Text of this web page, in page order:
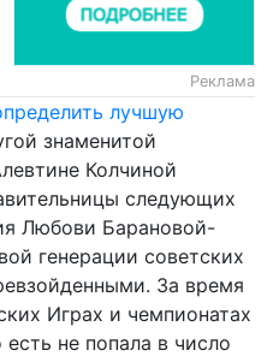
Реклама
лучшую
знаменитой
Колчиной
следующих
Любови Барановой-
генерации советских
За время
Играх и чемпионатах
не попала в число